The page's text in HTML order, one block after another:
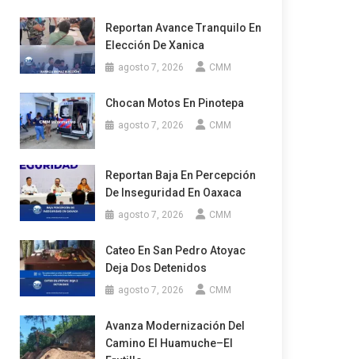
Reportan Avance Tranquilo En
Elección De Xanica
agosto 7, 2026 CMM
Chocan Motos En Pinotepa
agosto 7, 2026 CMM
Reportan Baja En Percepción
De Inseguridad En Oaxaca
agosto 7, 2026 CMM
Cateo En San Pedro Atoyac
Deja Dos Detenidos
agosto 7, 2026 CMM
Avanza Modernización Del
Camino El Huamuche–El